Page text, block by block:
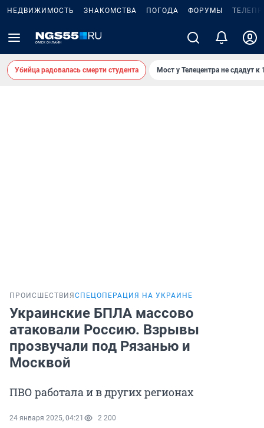
НЕДВИЖИМОСТЬ ЗНАКОМСТВА ПОГОДА ФОРУМЫ
Убийца радовалась смерти студента Мост у Телецентра не сдадут к
ПРОИСШЕСТВИЯ СПЕЦОПЕРАЦИЯ НА УКРАИНЕ
Украинские БПЛА массово
атаковали Россию. Взрывы
прозвучали под Рязанью и
Москвой
ПВО работала и в других регионах
24 января 2025, 04:21 2 200